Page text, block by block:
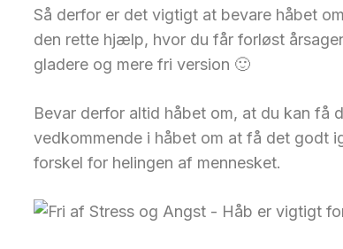
Så derfor er det vigtigt at bevare håbet
den rette hjælp, hvor du får forløst
gladere og mere fri version 🙂
Bevar derfor altid håbet om, at du kan få
vedkommende i håbet om at få det godt
forskel for helingen af mennesket.